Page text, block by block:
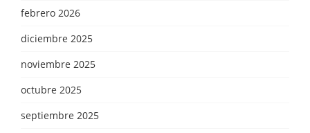
febrero 2026
diciembre 2025
noviembre 2025
octubre 2025
septiembre 2025